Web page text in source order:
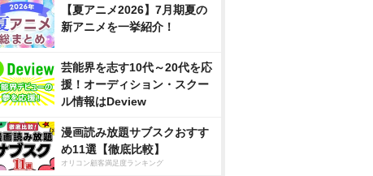
【夏アニメ2026】7月期夏の
新アニメを一挙紹介！
芸能界を志す10代～20代を応
援！オーディション・スクー
ル情報はDeview
漫画読み放題サブスクおすす
め11選【徹底比較】
オリコン顧客満足度ランキング